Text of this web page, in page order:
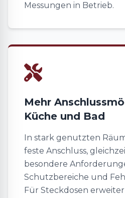
Messungen in Betrieb.
Mehr
Küche und Bad
In stark genutzten
feste Anschluss,
besondere
Schutzbereiche und
Für Steckdosen